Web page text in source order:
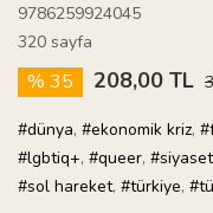
9786259924045
320 sayfa
% 35 208,00 TL
#dünya, #ekonomik kriz,
#lgbtiq+, #queer, #siyaset
#sol hareket, #türkiye,